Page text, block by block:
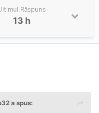
Răspuns
13 h
a spus: